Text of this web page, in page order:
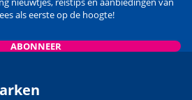
als eerste op de hoogte!
ABONNEER